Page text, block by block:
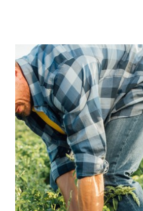
Voir
l'image
agrandie